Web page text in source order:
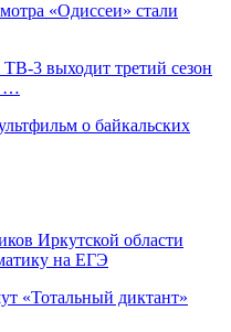
«Одиссеи» стали
3 выходит третий сезон
…
о байкальских
Иркутской области
на ЕГЭ
«Тотальный диктант»